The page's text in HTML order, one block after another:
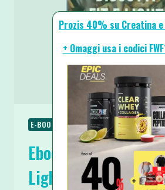
E-BOOK GRATUITI
Ebook Gratuito I
Light di Fit with Fun
Prozis 40% su Creatina e
+ Omaggi usa i codici